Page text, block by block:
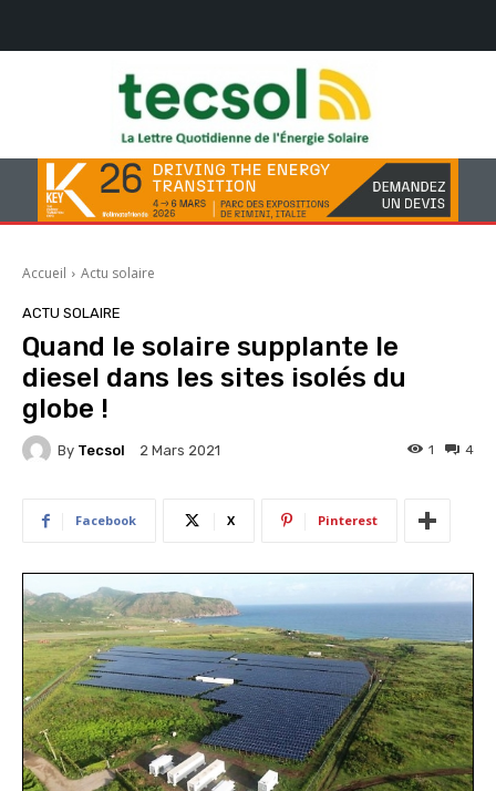
Accueil Actu solaire
ACTU SOLAIRE
Quand le solaire supplante le
diesel dans les sites isolés du
globe !
By Tecsol 2 Mars 2021 4
1
Facebook X Pinterest